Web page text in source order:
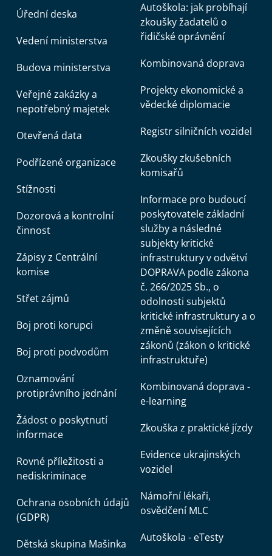
Úřední deska
Vedení ministerstva
Budova ministerstva
Veřejné zakázky a
nepotřebný majetek
Otevřená data
Podřízené organizace
Stížnosti
Dozorová a kontrolní
činnost
Zápisy z Centrální
komise
Střet zájmů
Boj proti korupci
Boj proti podvodům
Oznamování
protiprávního jednání
Žádost o poskytnutí
informace
Rovné příležitosti a
nediskriminace
Ochrana osobních údajů
(GDPR)
Dětská skupina Mašinka
Autoškola: jak probíhají
zkoušky žadatelů o
řidičské oprávnění
Kombinovaná doprava
Projekty ekonomické a
vědecké diplomacie
Registr silničních vozidel
Zkoušky zkušebních
komisařů
Informace pro budoucí
poskytovatele základní
služby a následné
subjekty kritické
infrastruktury v odvětví
DOPRAVA podle zákona
č. 266/2025 Sb., o
odolnosti subjektů
kritické infrastruktury a o
změně souvisejících
zákonů (zákon o kritické
infrastruktuře)
Kombinovaná doprava -
e-learning
Zkouška z praktické jízdy
Evidence ukrajinských
vozidel
Námořní lékaři,
osvědčení MLC
Autoškola - eTesty